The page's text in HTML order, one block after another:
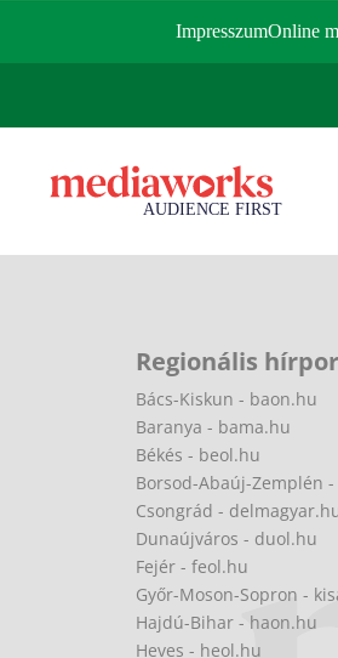
ImpresszumOnline
Regionális
Bács-Kiskun - baon.hu
Baranya - bama.hu
Békés - beol.hu
Borsod-Abaúj-Zemplén
Csongrád -
Dunaújváros - duol.hu
Fejér - feol.hu
Győr-Moson-Sopron -
Hajdú-Bihar - haon.hu
Heves - heol.hu